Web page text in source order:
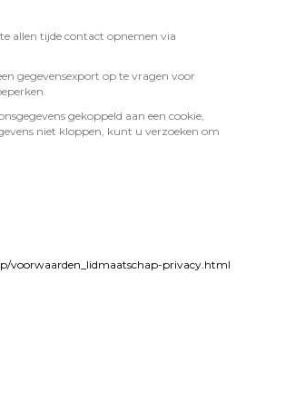
allen tijde contact opnemen via
gegevensexport op te vragen voor
gekoppeld aan een cookie,
niet kloppen, kunt u verzoeken om
voorwaarden_lidmaatschap-privacy.html